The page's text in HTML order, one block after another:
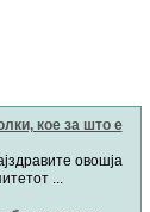
VIII